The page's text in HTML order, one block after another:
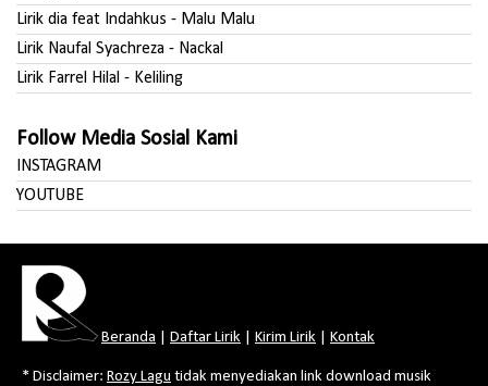
Lirik dia feat Indahkus - Malu Malu
Lirik Naufal Syachreza - Nackal
Lirik Farrel Hilal - Keliling
Follow Media Sosial Kami
INSTAGRAM
YOUTUBE
Beranda Daftar Lirik Kirim Lirik Kontak
* Disclaimer: Rozy Lagu tidak menyediakan link download musik